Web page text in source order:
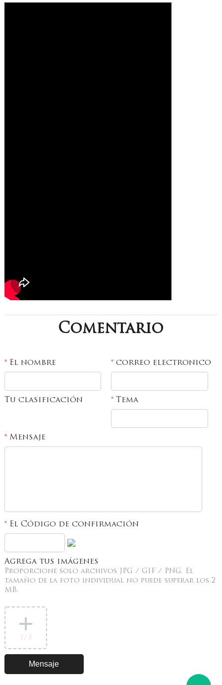
Comentario
*El nombre *correo electronico
Tu clasificación *Tema
*Mensaje
*El Código de confirmación
Agrega tus imágenes
Proporcione solo archivos JPG / GIF / PNG. El
tamaño de la foto individual no puede superar los 2
MB.
1 /3